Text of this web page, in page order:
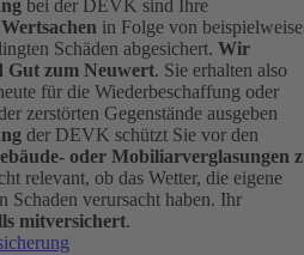
bei der DEVK sind Ihre
in Folge von beispielweise
Schäden abgesichert. Wir
Gut zum Neuwert. Sie erhalten also
für die Wiederbeschaffung oder
zerstörten Gegenstände ausgeben
der DEVK schützt Sie vor den
oder Mobiliarverglasungen
relevant, ob das Wetter, die eigene
Schaden verursacht haben. Ihr
mitversichert.